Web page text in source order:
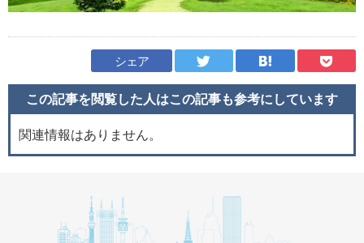
シェア
この記事を閲覧した人はこの記事も参考にしています
関連情報はありません。